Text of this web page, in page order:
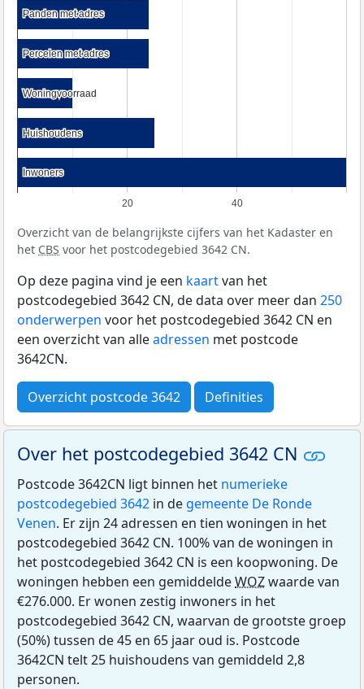
20 40
Panden met adres
Panden met adres
Percelen met adres
Percelen met adres
Woningvoorraad
Woningvoorraad
Huishoudens
Huishoudens
Inwoners
Inwoners
Overzicht van de belangrijkste cijfers van het Kadaster en
het CBS voor het postcodegebied 3642 CN.
Op deze pagina vind je een kaartvan het
postcodegebied 3642 CN, de data over meer dan 250
onderwerpen voor het postcodegebied 3642 CN en
een overzicht van alleadressen met postcode
3642CN.
Overzicht postcode 3642 Definities
Over het postcodegebied 3642 CN
Postcode 3642CN ligt binnen het numerieke
postcodegebied 3642 in de gemeente De Ronde
Venen. Er zijn 24 adressen en tien woningen in het
postcodegebied 3642 CN. 100% van de woningen in
het postcodegebied 3642 CN is een koopwoning. De
woningen hebben een gemiddeldeWOZwaarde van
€276.000. Er wonen zestig inwoners in het
postcodegebied 3642 CN, waarvan de grootste groep
(50%) tussen de 45 en 65 jaar oud is. Postcode
3642CN telt 25 huishoudens van gemiddeld 2,8
personen.